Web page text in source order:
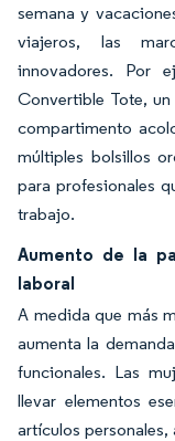
semana y
viajeros, las
innovadores. Por
Convertible Tote,
compartimento
múltiples bolsillos
para profesionales
trabajo.
Aumento de la
laboral
A medida que más
aumenta la
funcionales. Las
llevar elementos
artículos